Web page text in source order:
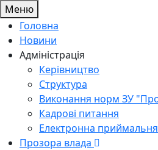
Меню
Головна
Новини
Адміністрація
Керівництво
Структура
Виконання норм ЗУ
Кадрові питання
Електронна приймальня
Прозора влада